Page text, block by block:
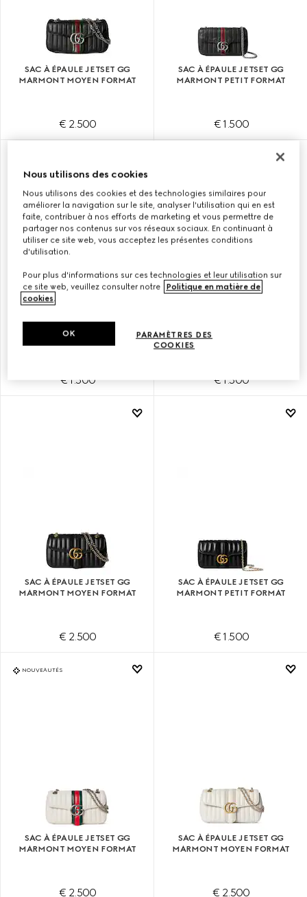
SAC À ÉPAULE JETSET GG
MARMONT MOYEN FORMAT
€ 2.500
SAC À ÉPAULE JETSET GG
MARMONT PETIT FORMAT
€ 1.500
MARMONT PETIT FORMAT
€ 1.500
MARMONT PETIT FORMAT
€ 1.500
SAC À ÉPAULE JETSET GG
MARMONT MOYEN FORMAT
€ 2.500
SAC À ÉPAULE JETSET GG
MARMONT PETIT FORMAT
€ 1.500
NOUVEAUTÉS
SAC À ÉPAULE JETSET GG
MARMONT MOYEN FORMAT
€ 2.500
SAC À ÉPAULE JETSET GG
MARMONT MOYEN FORMAT
€ 2.500
Nous utilisons des cookies
Nous utilisons des cookies et des technologies similaires pour
améliorer la navigation sur le site, analyser l'utilisation qui en est
faite, contribuer à nos efforts de marketing et vous permettre de
partager nos contenus sur vos réseaux sociaux. En continuant à
utiliser ce site web, vous acceptez les présentes conditions
d'utilisation.
Pour plus d'informations sur ces technologies et leur utilisation sur
ce site web, veuillez consulter notre
Politique en matière de
cookies.
PARAMÈTRES DES
COOKIES
OK